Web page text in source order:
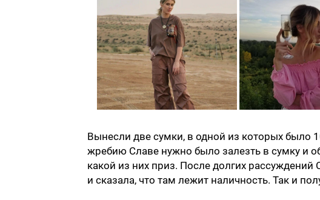
Вынесли две сумки, в одной из которых было
жребию Славе нужно было залезть в сумку и
какой из них приз. После долгих рассуждений
и сказала, что там лежит наличность. Так и